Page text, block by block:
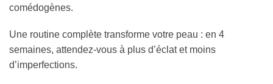
comédogènes.
Une routine complète transforme votre peau : en 4
semaines, attendez-vous à plus d’éclat et moins
d’imperfections.